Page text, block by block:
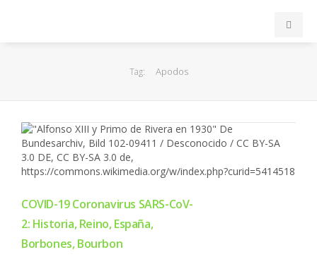
EuroLeague
FEB
FIBA
OTROS
Tag: Apodos
COVID-19 Coronavirus SARS-CoV-
2: Historia, Reino, España,
Borbones, Bourbon